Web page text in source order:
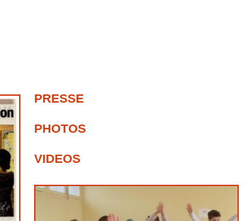
PRESSE
PHOTOS
VIDEOS